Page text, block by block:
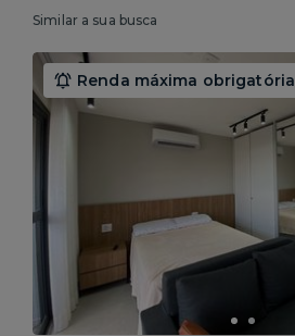
Similar a sua busca
Renda máxima obrigatória